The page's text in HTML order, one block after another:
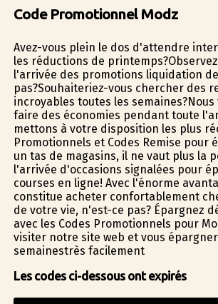
Code Promotionnel Modz
Avez-vous plein le dos d'attendre
les réductions de
l'arrivée des promotions liquidation
pas?Souhaiteriez-vous chercher des
incroyables toutes les semaines?Nous
faire des économies pendant toute
mettons à votre disposition les plus
Promotionnels et Codes Remise pour
un tas de magasins, il ne vaut plus la
l'arrivée d'occasions signalées pour
courses en ligne! Avec l'énorme
constitue acheter confortablement
de votre vie, n'est-ce pas? Épargnez
avec les Codes Promotionnels pour
visiter notre site web et vous
semainestrès facilement
Les codes ci-dessous ont expirés